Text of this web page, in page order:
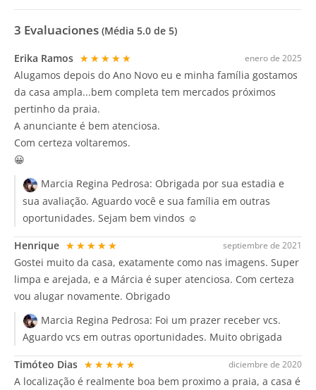
3 Evaluaciones (Média 5.0 de 5)
enero de 2025
Erika Ramos ★★★★★
Alugamos depois do Ano Novo eu e minha família gostamos
da casa ampla...bem completa tem mercados próximos
pertinho da praia.
A anunciante é bem atenciosa.
Com certeza voltaremos.
😀
Marcia Regina Pedrosa: Obrigada por sua estadia e
sua avaliação. Aguardo você e sua família em outras
oportunidades. Sejam bem vindos ☺️
septiembre de 2021
Henrique ★★★★★
Gostei muito da casa, exatamente como nas imagens. Super
limpa e arejada, e a Márcia é super atenciosa. Com certeza
vou alugar novamente. Obrigado
Marcia Regina Pedrosa: Foi um prazer receber vcs.
Aguardo vcs em outras oportunidades. Muito obrigada
diciembre de 2020
Timóteo Dias ★★★★★
A localização é realmente boa bem proximo a praia, a casa é